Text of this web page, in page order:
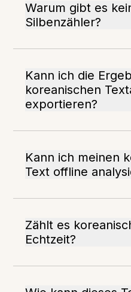
Warum gibt es
Silbenzähler?
Kann ich die
koreanischen
exportieren?
Kann ich meinen
Text offline
Zählt es
Echtzeit?